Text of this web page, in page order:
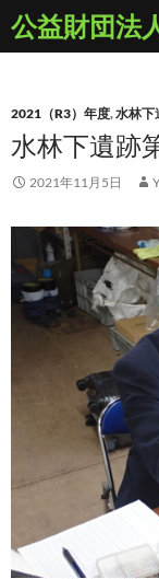
ン
ツ
へ
ッ
検
索
2021（R3）年度,水林下
水林下遺跡
2021年11月5日